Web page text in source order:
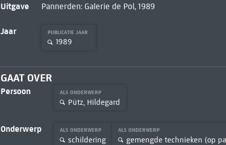
Uitgave Pannerden: Galerie de Pol, 1989
Jaar PUBLICATIE JAAR
1989
GAAT OVER
Persoon ALS ONDERWERP
Pütz, Hildegard
Onderwerp ALS ONDERWERP
schildering
ALS ONDERWERP
gemengde technieken (op